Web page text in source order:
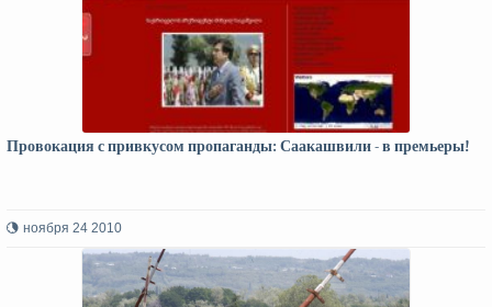
Провокация с привкусом пропаганды: Саакашвили - в премьеры!
ноября 24 2010